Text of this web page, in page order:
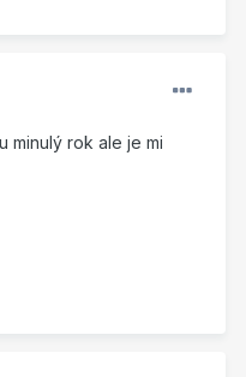
minulý rok ale je mi